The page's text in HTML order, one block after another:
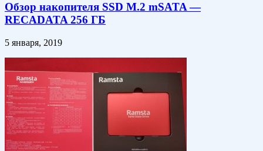
Обзор накопителя SSD M.2 mSATA —
RECADATA 256 ГБ
5 января, 2019